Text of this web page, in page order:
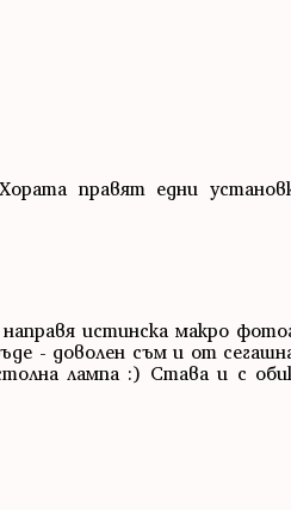
правят едни
истинска макро
- доволен съм и от
лампа :) Става и с